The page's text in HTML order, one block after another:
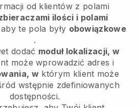
od klientów z polami
ilości i polami
te pola były obowiązkowe
.
dodać moduł lokalizacji, w
może wprowadzić adres i
w którym klient może
wstępnie zdefiniowanych
dostępności.